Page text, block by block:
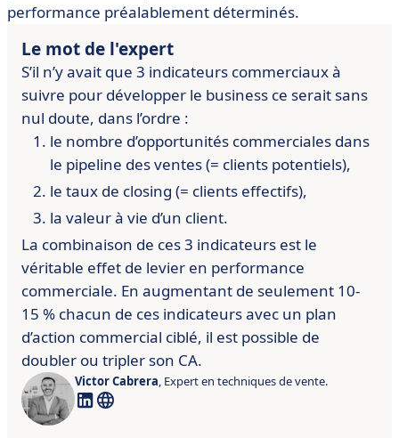
performance préalablement déterminés.
Le mot de l'expert
S’il n’y avait que 3 indicateurs commerciaux à
suivre pour développer le business ce serait sans
nul doute, dans l’ordre :
le nombre d’opportunités commerciales dans
le pipeline des ventes (= clients potentiels),
le taux de closing (= clients effectifs),
la valeur à vie d’un client.
La combinaison de ces 3 indicateurs est le
véritable effet de levier en performance
commerciale. En augmentant de seulement 10-
15 % chacun de ces indicateurs avec un plan
d’action commercial ciblé, il est possible de
doubler ou tripler son CA.
Victor Cabrera, Expert en techniques de vente.